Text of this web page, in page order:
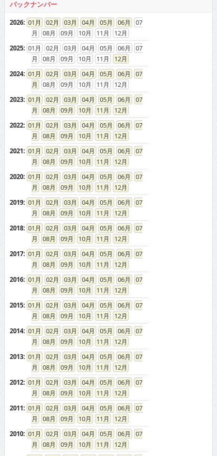
バックナンバー
2026: 01 02 03 04 05 06
07
08
09 10 11
12
2025: 01 02 03 04 05 06
07
08
09 10 11
12
2024: 01 02 03 04 05 06
07
08
09 10 11
12
2023: 01 02 03 04 05 06
07
08
09 10 11
12
2022: 01 02 03 04 05 06
07
08
09 10 11
12
2021: 01 02 03 04 05 06
07
08
09 10 11
12
2020: 01 02 03 04 05 06
07
08
09 10 11
12
2019: 01 02 03 04 05 06
07
08
09 10 11
12
2018: 01 02 03 04 05 06
07
08
09 10 11
12
2017: 01 02 03 04 05 06
07
08
09 10 11
12
2016: 01 02 03 04 05 06
07
08
09 10 11
12
2015: 01 02 03 04 05 06
07
08
09 10 11
12
2014: 01 02 03 04 05 06
07
08
09 10 11
12
2013: 01 02 03 04 05 06
07
08
09 10 11
12
2012: 01 02 03 04 05 06
07
08
09 10 11
12
2011: 01 02 03 04 05 06
07
08
09 10 11
12
2010: 01 02 03 04 05 06
07
08
09 10 11
12